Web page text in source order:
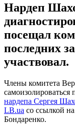
Нардеп
посещал
последних
участвовал.
Члены комитета
самоизолироваться
нардепа Сергея
LB.ua со ссылкой
Бондаренко.